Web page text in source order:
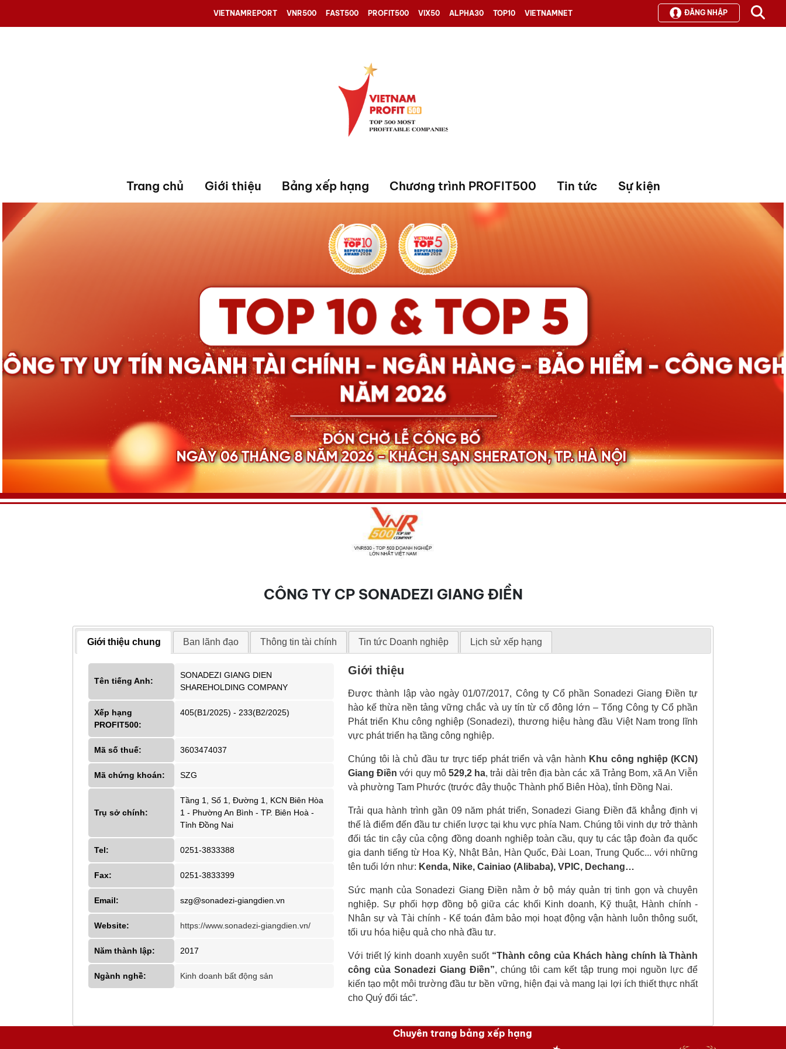
VIETNAMREPORT VNR500 FAST500 PROFIT500 VIX50 ALPHA30 TOP10 VIETNAMNET ĐĂNG NHẬP
Trang chủ Giới thiệu Bảng xếp hạng Chương trình PROFIT500 Tin tức Sự kiện
CÔNG TY CP SONADEZI GIANG ĐIỀN
Giới thiệu chung Ban lãnh đạo Thông tin tài chính Tin tức Doanh nghiệp Lịch sử xếp hạng
Tên tiếng Anh:
SONADEZI GIANG DIEN
SHAREHOLDING COMPANY
Xếp hạng
PROFIT500:
405(B1/2025) - 233(B2/2025)
Mã số thuế: 3603474037
Mã chứng khoán: SZG
Trụ sở chính:
Tầng 1, Số 1, Đường 1, KCN Biên Hòa
1 - Phường An Bình - TP. Biên Hoà -
Tỉnh Đồng Nai
Tel: 0251-3833388
Fax: 0251-3833399
Email: szg@sonadezi-giangdien.vn
Website: https://www.sonadezi-giangdien.vn/
Năm thành lập: 2017
Ngành nghề: Kinh doanh bất động sản
Giới thiệu
Được thành lập vào ngày 01/07/2017, Công ty Cổ phần Sonadezi Giang Điền tự
hào kế thừa nền tảng vững chắc và uy tín từ cổ đông lớn – Tổng Công ty Cổ phần
Phát triển Khu công nghiệp (Sonadezi), thương hiệu hàng đầu Việt Nam trong lĩnh
vực phát triển hạ tầng công nghiệp.
Chúng tôi là chủ đầu tư trực tiếp phát triển và vận hành Khu công nghiệp (KCN)
Giang Điền với quy mô529,2 ha, trải dài trên địa bàn các xã Trảng Bom, xã An Viễn
và phường Tam Phước (trước đây thuộc Thành phố Biên Hòa), tỉnh Đồng Nai.
Trải qua hành trình gần 09 năm phát triển, Sonadezi Giang Điền đã khẳng định vị
thế là điểm đến đầu tư chiến lược tại khu vực phía Nam. Chúng tôi vinh dự trở thành
đối tác tin cậy của cộng đồng doanh nghiệp toàn cầu, quy tụ các tập đoàn đa quốc
gia danh tiếng từ Hoa Kỳ, Nhật Bản, Hàn Quốc, Đài Loan, Trung Quốc... với những
tên tuổi lớn như: Kenda, Nike, Cainiao (Alibaba), VPIC, Dechang…
Sức mạnh của Sonadezi Giang Điền nằm ở bộ máy quản trị tinh gọn và chuyên
nghiệp. Sự phối hợp đồng bộ giữa các khối Kinh doanh, Kỹ thuật, Hành chính -
Nhân sự và Tài chính - Kế toán đảm bảo mọi hoạt động vận hành luôn thông suốt,
tối ưu hóa hiệu quả cho nhà đầu tư.
Với triết lý kinh doanh xuyên suốt “Thành công của Khách hàng chính là Thành
công của Sonadezi Giang Điền”, chúng tôi cam kết tập trung mọi nguồn lực để
kiến tạo một môi trường đầu tư bền vững, hiện đại và mang lại lợi ích thiết thực nhất
cho Quý đối tác”.
Chuyên trang bảng xếp hạng